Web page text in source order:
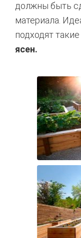
должны быть
материала.
подходят
ясен.